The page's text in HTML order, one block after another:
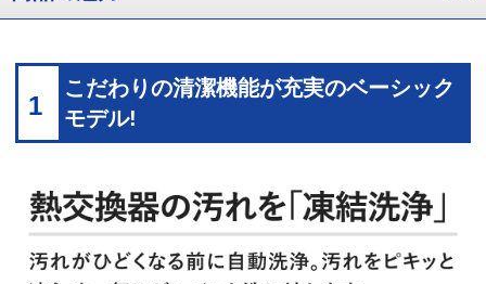
1
こだわりの清潔機能が充実のベーシック
モデル!